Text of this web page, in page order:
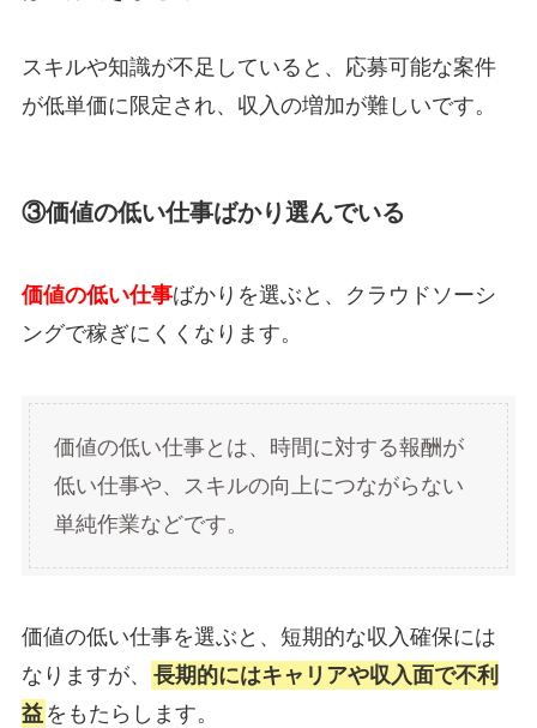
スキルや知識が不足していると、応募可能な案件
が低単価に限定され、収入の増加が難しいです。
③価値の低い仕事ばかり選んでいる
価値の低い仕事ばかりを選ぶと、クラウドソーシ
ングで稼ぎにくくなります。
価値の低い仕事とは、時間に対する報酬が
低い仕事や、スキルの向上につながらない
単純作業などです。
価値の低い仕事を選ぶと、短期的な収入確保には
なりますが、
長期的にはキャリアや収入面で不利
益 をもたらします。